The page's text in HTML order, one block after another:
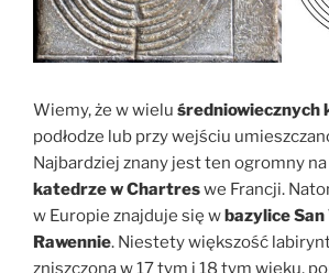
Wiemy, że w wielu średniowiecznych
podłodze lub przy wejściu
Najbardziej znany jest ten ogromny
katedrze w Chartreswe Francji.
w Europie znajduje się wbazylice
Rawennie. Niestety większość
zniszczona w 17 tym i 18 tym wieku,